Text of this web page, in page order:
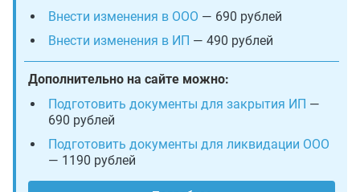
Внести изменения в ООО — 690 рублей
Внести изменения в ИП — 490 рублей
Дополнительно на сайте можно:
Подготовить документы для закрытия ИП —
690 рублей
Подготовить документы для ликвидации ООО
— 1190 рублей